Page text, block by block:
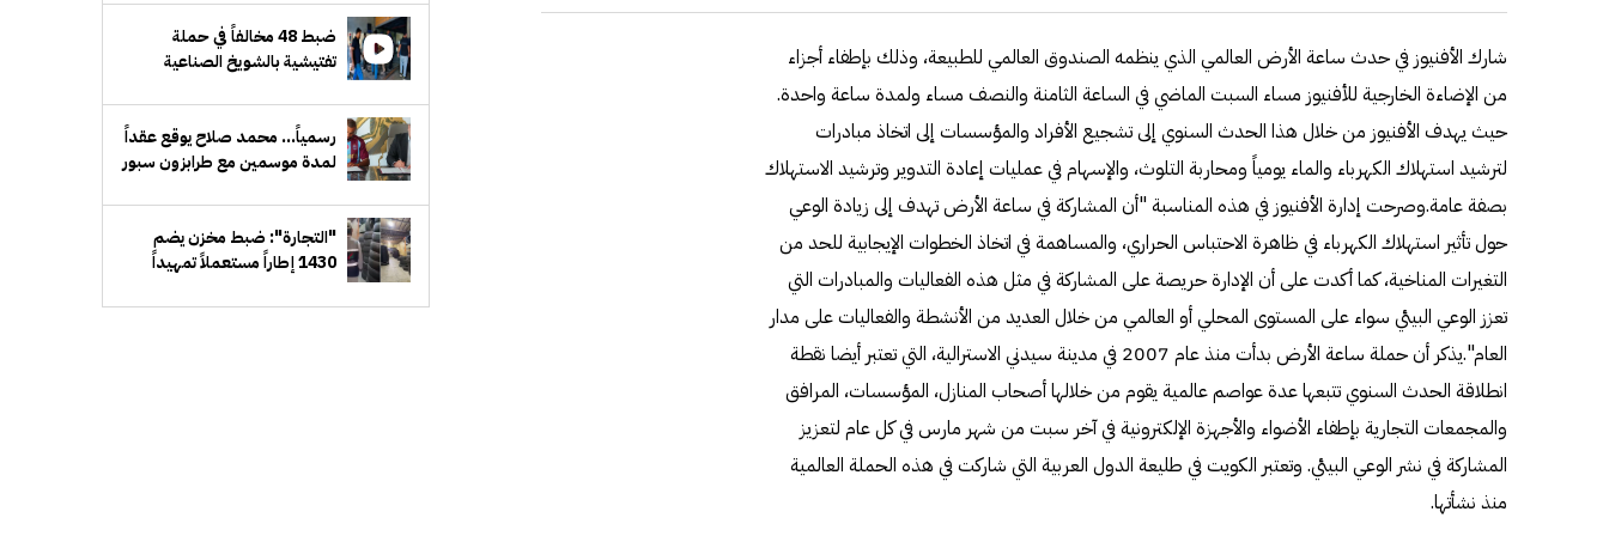
شارك الأفنيوز في حدث ساعة الأرض العالمي الذي ينظمه الصندوق العالمي للطبيعة، وذلك بإطفاء أجزاء
من الإضاءة الخارجية للأفنيوز مساء السبت الماضي في الساعة الثامنة والنصف مساء ولمدة ساعة واحدة.
حيث يهدف الأفنيوز من خلال هذا الحدث السنوي إلى تشجيع الأفراد والمؤسسات إلى اتخاذ مبادرات
لترشيد استهلاك الكهرباء والماء يومياً ومحاربة التلوث، والإسهام في عمليات إعادة التدوير وترشيد الاستهلاك
بصفة عامة.وصرحت إدارة الأفنيوز في هذه المناسبة "أن المشاركة في ساعة الأرض تهدف إلى زيادة الوعي
حول تأثير استهلاك الكهرباء في ظاهرة الاحتباس الحراري، والمساهمة في اتخاذ الخطوات الإيجابية للحد من
التغيرات المناخية، كما أكدت على أن الإدارة حريصة على المشاركة في مثل هذه الفعاليات والمبادرات التي
تعزز الوعي البيئي سواء على المستوى المحلي أو العالمي من خلال العديد من الأنشطة والفعاليات على مدار
العام".يذكر أن حملة ساعة الأرض بدأت منذ عام 2007 في مدينة سيدني الاسترالية، التي تعتبر أيضا نقطة
انطلاقة الحدث السنوي تتبعها عدة عواصم عالمية يقوم من خلالها أصحاب المنازل، المؤسسات، المرافق
والمجمعات التجارية بإطفاء الأضواء والأجهزة الإلكترونية في آخر سبت من شهر مارس في كل عام لتعزيز
المشاركة في نشر الوعي البيئي. وتعتبر الكويت في طليعة الدول العربية التي شاركت في هذه الحملة العالمية
منذ نشأتها.
الشرعي
ضبط 48 مخالفاً في حملة
تفتيشية بالشويخ الصناعية
رسمياً... محمد صلاح يوقع عقداً
لمدة موسمين مع طرابزون سبور
"التجارة": ضبط مخزن يضم
1430 إطاراً مستعملاً تمهيداً